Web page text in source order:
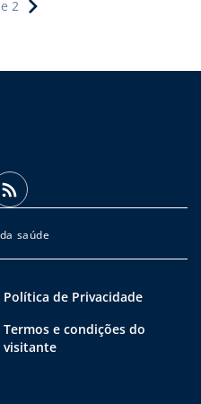
2
saúde
Política de Privacidade
Termos e condições do
visitante